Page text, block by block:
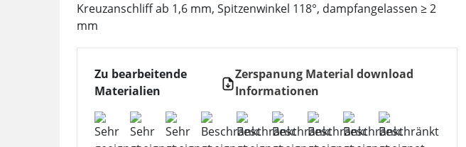
Kreuzanschliff ab 1,6 mm, Spitzenwinkel 118°, dampfangelassen ≥ 2
mm
Zu bearbeitende
Materialien
Zerspanung Material download
Informationen